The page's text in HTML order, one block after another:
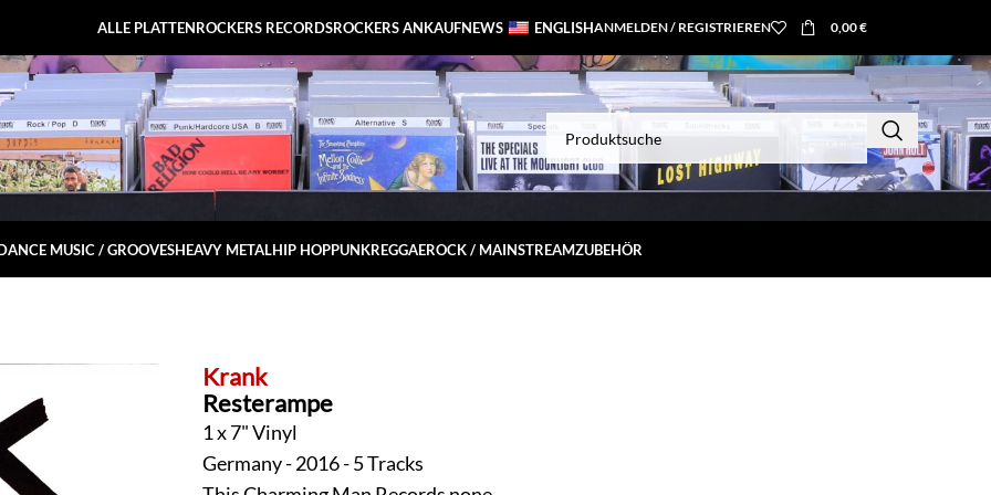
ALLE PLATTENROCKERS RECORDSROCKERS ANKAUFNEWS ENGLISHANMELDEN / REGISTRIEREN 0,00€
MUSIC / GROOVESHEAVY METALHIP HOPPUNKREGGAEROCK / MAINSTREAMZUBEHÖR
Krank
Resterampe
1 x 7" Vinyl
Germany - 2016 - 5 Tracks